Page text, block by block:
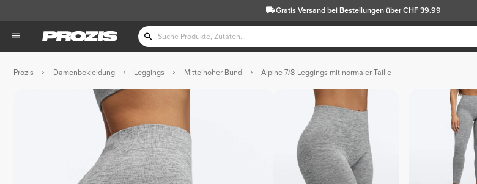
Gratis Versandbei Bestellungen über CHF 39.99
Prozis Damenbekleidung Leggings Mittelhoher Bund Alpine 7/8-Leggings mit normaler Taille